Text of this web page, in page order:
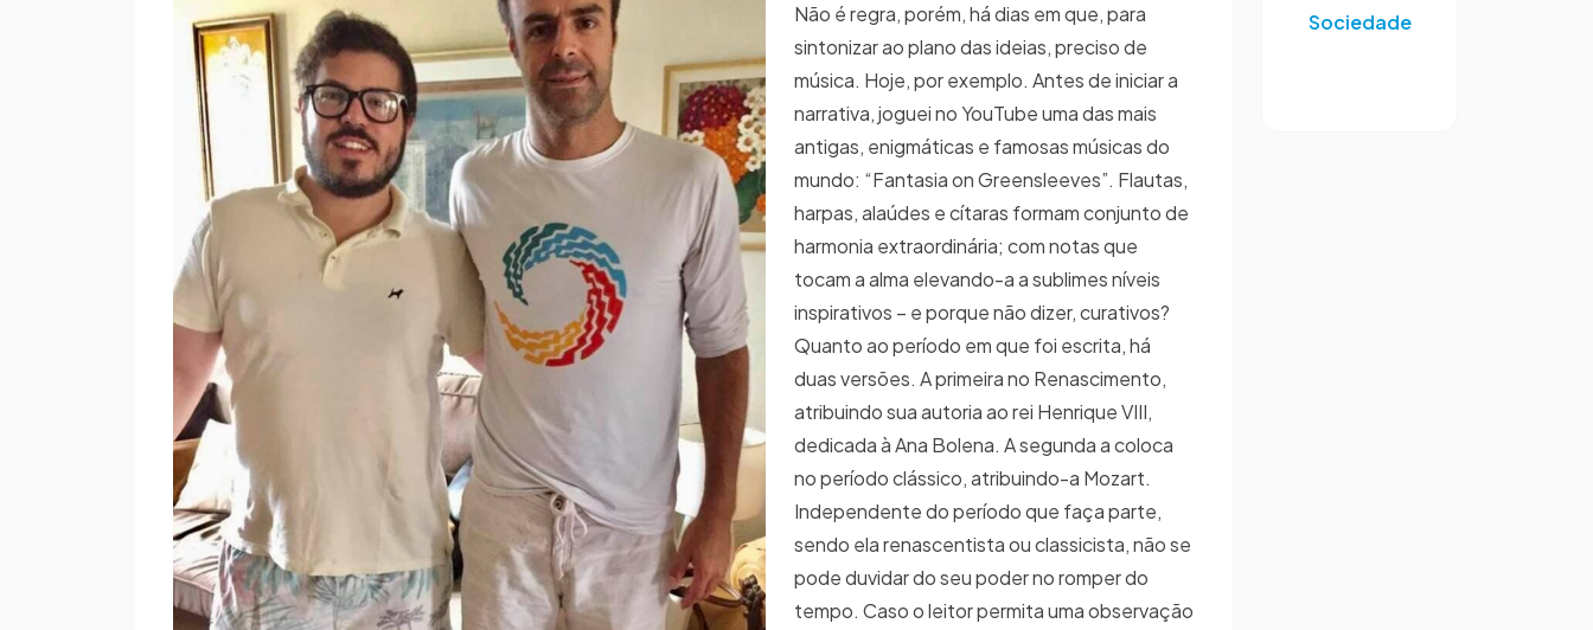
Não é regra, porém, há dias em que, para
sintonizar ao plano das ideias, preciso de
música. Hoje, por exemplo. Antes de iniciar a
narrativa, joguei no YouTube uma das mais
antigas, enigmáticas e famosas músicas do
mundo: “Fantasia on Greensleeves”. Flautas,
harpas, alaúdes e cítaras formam conjunto de
harmonia extraordinária; com notas que
tocam a alma elevando-a a sublimes níveis
inspirativos – e porque não dizer, curativos?
Quanto ao período em que foi escrita, há
duas versões. A primeira no Renascimento,
atribuindo sua autoria ao rei Henrique VIII,
dedicada à Ana Bolena. A segunda a coloca
no período clássico, atribuindo-a Mozart.
Independente do período que faça parte,
sendo ela renascentista ou classicista, não se
pode duvidar do seu poder no romper do
tempo. Caso o leitor permita uma observação
Sociedade